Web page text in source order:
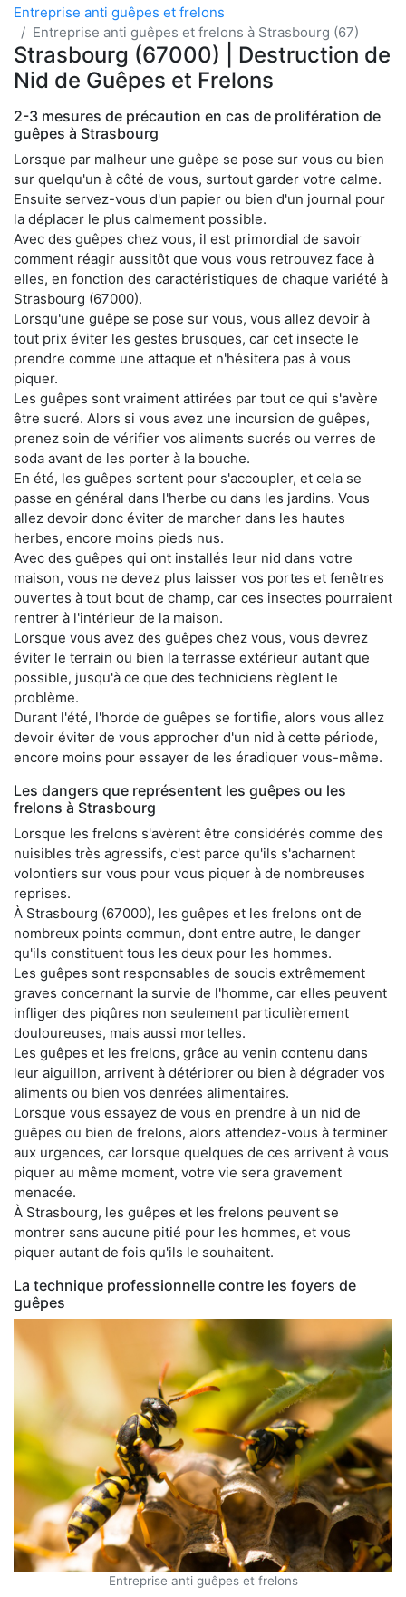
Entreprise anti guêpes et frelons
Entreprise anti guêpes et frelons à Strasbourg (67)
Strasbourg (67000) | Destruction de
Nid de Guêpes et Frelons
2-3 mesures de précaution en cas de prolifération de
guêpes à Strasbourg
Lorsque par malheur une guêpe se pose sur vous ou bien
sur quelqu'un à côté de vous, surtout garder votre calme.
Ensuite servez-vous d'un papier ou bien d'un journal pour
la déplacer le plus calmement possible.
Avec des guêpes chez vous, il est primordial de savoir
comment réagir aussitôt que vous vous retrouvez face à
elles, en fonction des caractéristiques de chaque variété à
Strasbourg (67000).
Lorsqu'une guêpe se pose sur vous, vous allez devoir à
tout prix éviter les gestes brusques, car cet insecte le
prendre comme une attaque et n'hésitera pas à vous
piquer.
Les guêpes sont vraiment attirées par tout ce qui s'avère
être sucré. Alors si vous avez une incursion de guêpes,
prenez soin de vérifier vos aliments sucrés ou verres de
soda avant de les porter à la bouche.
En été, les guêpes sortent pour s'accoupler, et cela se
passe en général dans l'herbe ou dans les jardins. Vous
allez devoir donc éviter de marcher dans les hautes
herbes, encore moins pieds nus.
Avec des guêpes qui ont installés leur nid dans votre
maison, vous ne devez plus laisser vos portes et fenêtres
ouvertes à tout bout de champ, car ces insectes pourraient
rentrer à l'intérieur de la maison.
Lorsque vous avez des guêpes chez vous, vous devrez
éviter le terrain ou bien la terrasse extérieur autant que
possible, jusqu'à ce que des techniciens règlent le
problème.
Durant l'été, l'horde de guêpes se fortifie, alors vous allez
devoir éviter de vous approcher d'un nid à cette période,
encore moins pour essayer de les éradiquer vous-même.
Les dangers que représentent les guêpes ou les
frelons à Strasbourg
Lorsque les frelons s'avèrent être considérés comme des
nuisibles très agressifs, c'est parce qu'ils s'acharnent
volontiers sur vous pour vous piquer à de nombreuses
reprises.
À Strasbourg (67000), les guêpes et les frelons ont de
nombreux points commun, dont entre autre, le danger
qu'ils constituent tous les deux pour les hommes.
Les guêpes sont responsables de soucis extrêmement
graves concernant la survie de l'homme, car elles peuvent
infliger des piqûres non seulement particulièrement
douloureuses, mais aussi mortelles.
Les guêpes et les frelons, grâce au venin contenu dans
leur aiguillon, arrivent à détériorer ou bien à dégrader vos
aliments ou bien vos denrées alimentaires.
Lorsque vous essayez de vous en prendre à un nid de
guêpes ou bien de frelons, alors attendez-vous à terminer
aux urgences, car lorsque quelques de ces arrivent à vous
piquer au même moment, votre vie sera gravement
menacée.
À Strasbourg, les guêpes et les frelons peuvent se
montrer sans aucune pitié pour les hommes, et vous
piquer autant de fois qu'ils le souhaitent.
La technique professionnelle contre les foyers de
guêpes
Entreprise anti guêpes et frelons